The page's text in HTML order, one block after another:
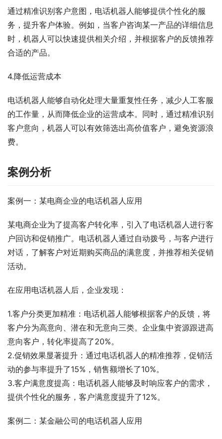
通过精准识别客户意图，电话机器人能够提供个性化的服
务，提升客户体验。例如，当客户咨询某一产品的详细信息
时，机器人可以快速提供相关介绍，并根据客户的反馈推荐
合适的产品。
4.降低运营成本
电话机器人能够自动化处理大量重复性任务，减少人工客服
的工作量，从而降低企业的运营成本。同时，通过精准识别
客户意向，机器人可以有效筛选出高价值客户，避免资源浪
费。
案例分析
案例一：某电商企业的电话机器人应用
某电商企业为了提高客户转化率，引入了电话机器人进行客
户回访和促销推广。电话机器人通过自动拨号，与客户进行
对话，了解客户对近期购买商品的满意度，并推荐相关促销
活动。
在应用电话机器人后，企业发现：
1.客户分类更加精准：电话机器人能够根据客户的反馈，将
客户分为高意向、潜在和无意向三类。企业集中资源跟进高
意向客户，转化率提高了20%。
2.促销效果显著提升：通过电话机器人的精准推荐，促销活
动的参与率提升了15%，销售额增长了10%。
3.客户满意度提高：电话机器人能够及时响应客户的需求，
提供个性化的服务，客户满意度提升了12%。
案例二：某金融公司的电话机器人应用